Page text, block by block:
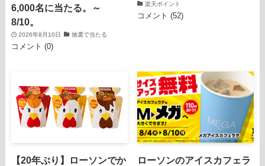
6,000名に当たる。～
8/10。
2026年8月10日 抽選で当たる
コメント (0)
楽天ポイント
コメント (52)
【20年ぶり】ローソンでか
ローソンのアイスカフェラ